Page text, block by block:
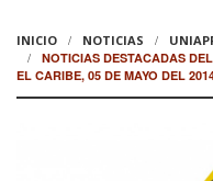
INICIO NOTICIAS
NOTICIAS DESTACADAS
EL CARIBE, 05 DE MAYO DEL